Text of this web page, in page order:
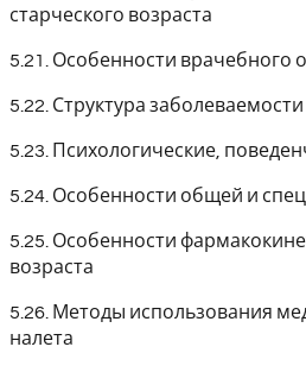
старческого возраста
5.21. Особенности врачебного
5.22. Структура
5.23. Психологические,
5.24. Особенности общей и
5.25. Особенности
возраста
5.26. Методы использования
налета